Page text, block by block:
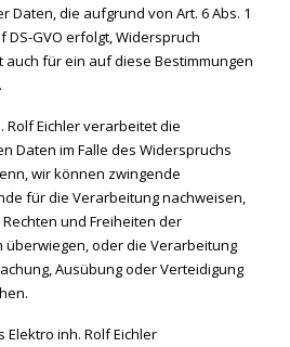
Daten, die aufgrund von Art. 6 Abs. 1
DS-GVO erfolgt, Widerspruch
auch für ein auf diese Bestimmungen
Rolf Eichler verarbeitet die
Daten im Falle des Widerspruchs
wir können zwingende
für die Verarbeitung nachweisen,
und Freiheiten der
oder die Verarbeitung
Ausübung oder Verteidigung
Elektro inh. Rolf Eichler